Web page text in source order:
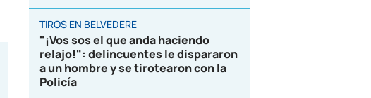
TIROS EN BELVEDERE
"¡Vos sos el que anda haciendo
relajo!": delincuentes le dispararon
a un hombre y se tirotearon con la
Policía